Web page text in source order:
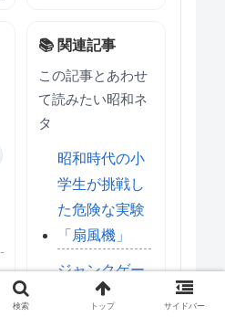
📚 関連記事
この記事とあわせ
て読みたい昭和ネ
タ
昭和時代の小
学生が挑戦し
た危険な実験
「扇風機」
ジャンクゲー
ムの歴史と進
検索 トップ サイドバー